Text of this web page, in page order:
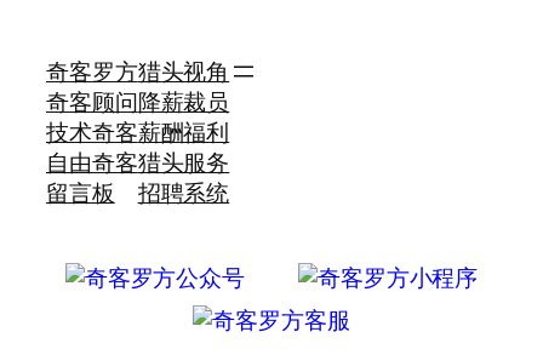
奇客罗方
奇客顾问
技术奇客
自由奇客
留言板
猎头视角
降薪裁员
薪酬福利
猎头服务
招聘系统